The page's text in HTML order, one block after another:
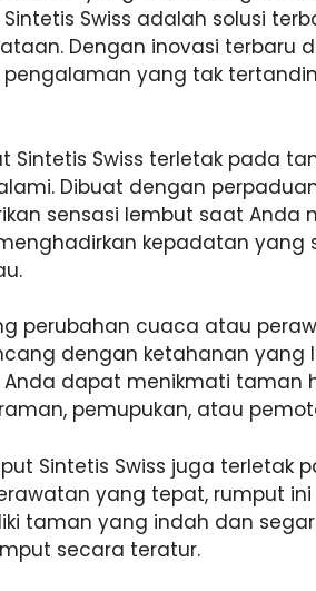
Swiss adalah solusi
Dengan inovasi terbaru
pengalaman yang tak
Sintetis Swiss terletak pada
Dibuat dengan
sensasi lembut saat Anda
kepadatan yang
perubahan cuaca atau
dengan ketahanan
Anda dapat menikmati
pemupukan, atau
Sintetis Swiss juga terletak
yang tepat, rumput
taman yang indah dan
secara teratur.